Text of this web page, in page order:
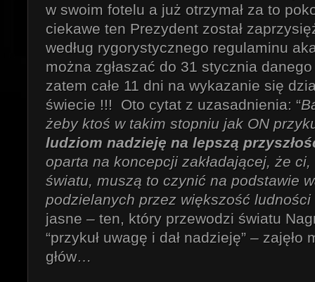
w swoim fotelu a już otrzymał za to
ciekawe ten Prezydent został
według rygorystycznego regulaminu
można zgłaszać do 31 stycznia
zatem całe 11 dni na wykazanie się
świecie !!! Oto cytat z uzasadnienia: “
żeby ktoś w takim stopniu jak ON
ludziom nadzieję na lepszą
oparta na koncepcji zakładającej, że
światu, muszą to czynić na podstawie
podzielanych przez większość
jasne – ten, który przewodzi światu
“przykuł uwagę i dał nadzieję” –
głów…